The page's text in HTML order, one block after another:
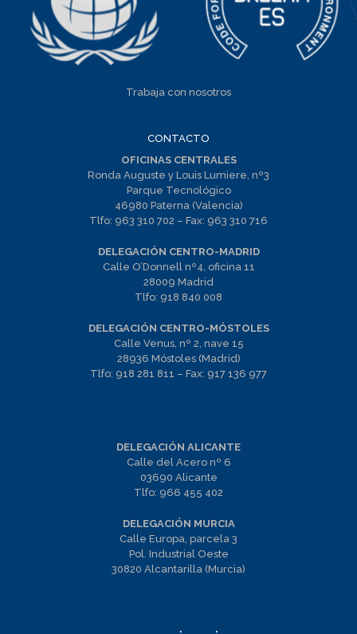
Trabaja con nosotros
CONTACTO
OFICINAS CENTRALES
Ronda Auguste y Louis Lumiere, nº3
Parque Tecnológico
46980 Paterna (Valencia)
Tlfo: 963 310 702 – Fax: 963 310 716
DELEGACIÓN CENTRO-MADRID
Calle O’Donnell nº4, oficina 11
28009 Madrid
Tlfo: 918 840 008
DELEGACIÓN CENTRO-MÓSTOLES
Calle Venus, nº 2, nave 15
28936 Móstoles (Madrid)
Tlfo: 918 281 811 – Fax: 917 136 977
DELEGACIÓN ALICANTE
Calle del Acero nº 6
03690 Alicante
Tlfo: 966 455 402
DELEGACIÓN MURCIA
Calle Europa, parcela 3
Pol. Industrial Oeste
30820 Alcantarilla (Murcia)